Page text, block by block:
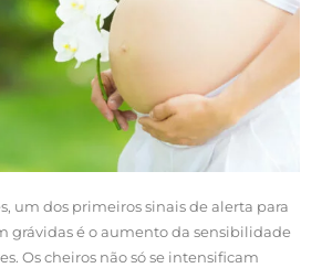
um dos primeiros sinais de alerta para
grávidas é o aumento da sensibilidade
Os cheiros não só se intensificam